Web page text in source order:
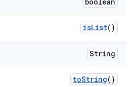
isList()
String
toString()